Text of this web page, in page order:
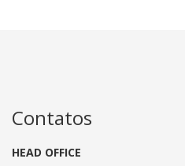
Contatos
HEAD OFFICE